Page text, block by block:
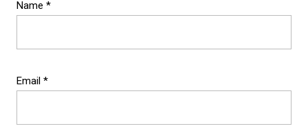
Name *
Email *